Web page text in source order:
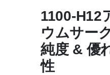
1100-H12
ウムサー
純度 & 優
性